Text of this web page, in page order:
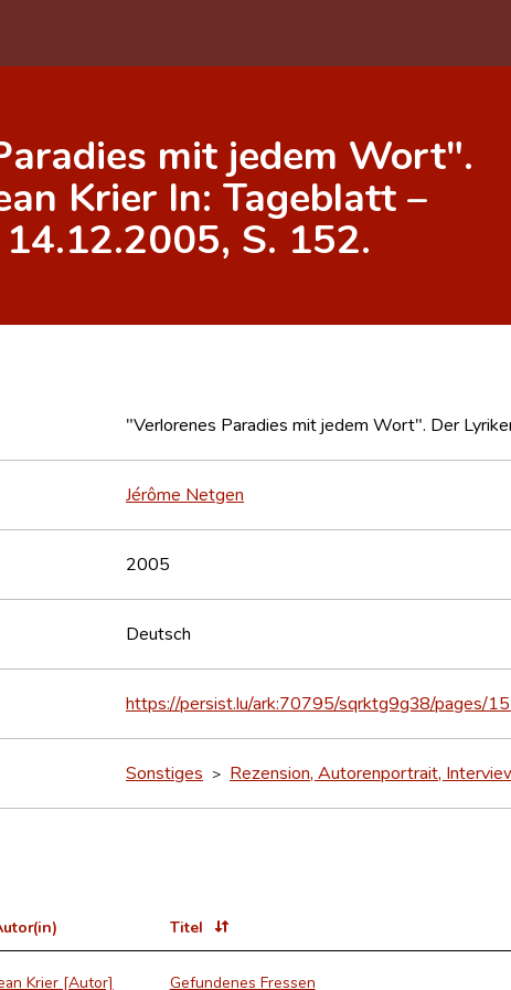
mit jedem Wort".
Krier In: Tageblatt –
S. 152.
"Verlorenes Paradies mit jedem Wort". Der
Jérôme Netgen
2005
Deutsch
https://persist.lu/ark:70795/sqrktg9g38/pages/
Sonstiges > Rezension, Autorenportrait,
Titel
Krier [Autor] Gefundenes Fressen